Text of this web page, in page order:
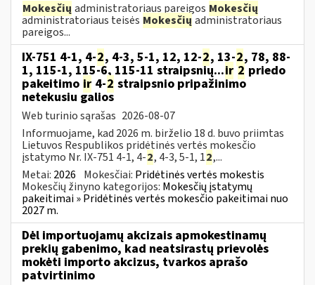
Mokesčių administratoriaus pareigos Mokesčių
administratoriaus teisės Mokesčių administratoriaus
pareigos...
IX-751 4-1, 4-2, 4-3, 5-1, 12, 12-2, 13-2, 78, 88-
1, 115-1, 115-6, 115-11 straipsnių...ir 2 priedo
pakeitimo ir 4-2 straipsnio pripažinimo
netekusiu galios
Web turinio sąrašas 2026-08-07
Informuojame, kad 2026 m. birželio 18 d. buvo priimtas
Lietuvos Respublikos pridėtinės vertės mokesčio
įstatymo Nr. IX-751 4-1, 4-2, 4-3, 5-1, 12,...
Metai: 2026 Mokesčiai: Pridėtinės vertės mokestis
Mokesčių žinyno kategorijos: Mokesčių įstatymų
pakeitimai » Pridėtinės vertės mokesčio pakeitimai nuo
2027 m.
Dėl importuojamų akcizais apmokestinamų
prekių gabenimo, kad neatsirastų prievolės
mokėti importo akcizus, tvarkos aprašo
patvirtinimo